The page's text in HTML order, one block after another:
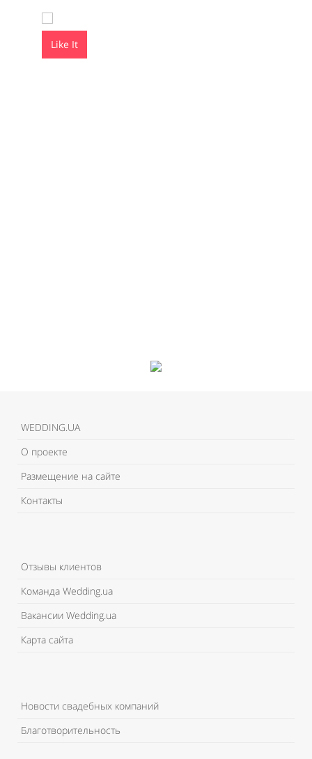
Like It
WEDDING.UA
О проекте
Размещение на сайте
Контакты
Отзывы клиентов
Команда Wedding.ua
Вакансии Wedding.ua
Карта сайта
Новости свадебных компаний
Благотворительность